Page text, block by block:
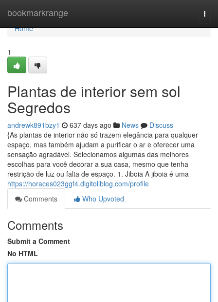
bookmarkrange
Home
Home
1
Plantas de interior sem sol
Segredos
andrewk891bzy1 637 days ago News
Discuss
{As plantas de interior não só trazem elegância para qualquer
espaço, mas também ajudam a purificar o ar e oferecer uma
sensação agradável. Selecionamos algumas das melhores
escolhas para você decorar a sua casa, mesmo que tenha
restrição de luz ou falta de espaço. 1. Jiboia A jiboia é uma
https://horaces023ggf4.digitollblog.com/profile
Comments
Who Upvoted
Comments
Submit a Comment
No HTML